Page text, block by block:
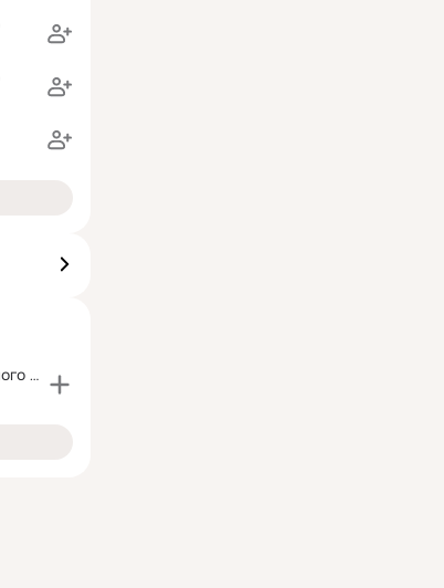
Работники Центрального банка